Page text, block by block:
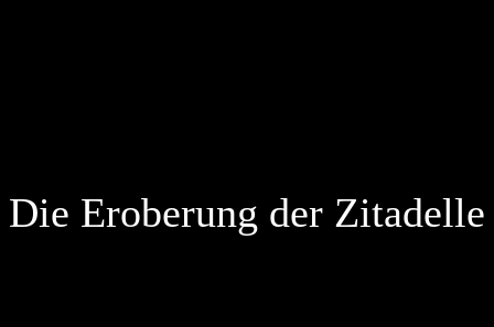
Die Eroberung der Zitadelle